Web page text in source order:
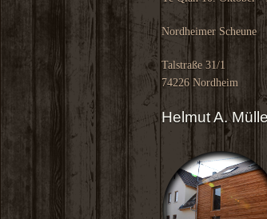
Nordheimer Scheune
Talstraße 31/1
74226 Nordheim
Helmut A.